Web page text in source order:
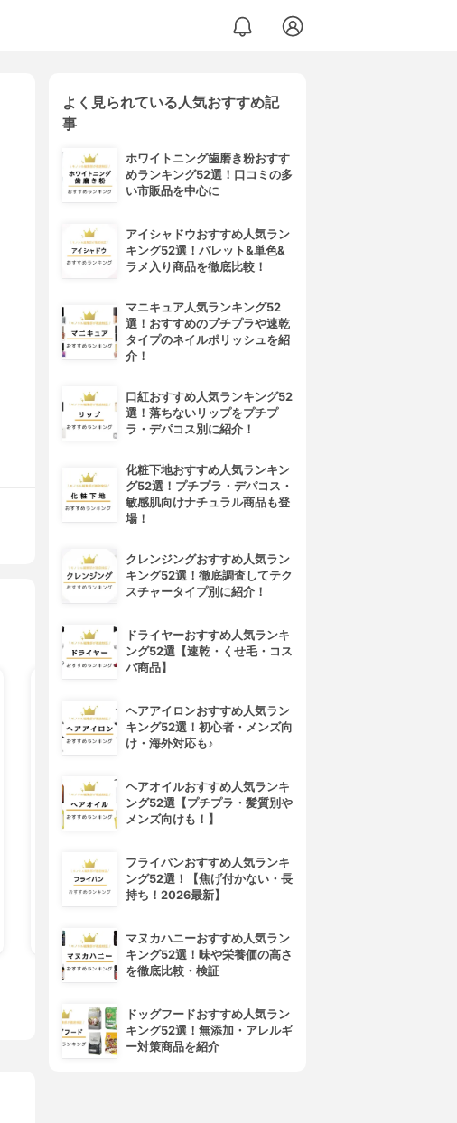
SaiNEX(サイネックス)
わがまちふるさと納税
3.61(4)
JTB(ジェーティービー)
よく見られている人気おすすめ記
事
ホワイトニング歯磨き粉おすす
めランキング52選！口コミの多
い市販品を中心に
アイシャドウおすすめ人気ラン
キング52選！パレット&単色&
ラメ入り商品を徹底比較！
マニキュア人気ランキング52
選！おすすめのプチプラや速乾
タイプのネイルポリッシュを紹
介！
口紅おすすめ人気ランキング52
選！落ちないリップをプチプ
ラ・デパコス別に紹介！
化粧下地おすすめ人気ランキン
グ52選！プチプラ・デパコス・
敏感肌向けナチュラル商品も登
場！
クレンジングおすすめ人気ラン
キング52選！徹底調査してテク
スチャータイプ別に紹介！
ドライヤーおすすめ人気ランキ
ング52選【速乾・くせ毛・コス
パ商品】
ヘアアイロンおすすめ人気ラン
キング52選！初心者・メンズ向
け・海外対応も♪
ヘアオイルおすすめ人気ランキ
ング52選【プチプラ・髪質別や
メンズ向けも！】
フライパンおすすめ人気ランキ
ング52選！【焦げ付かない・長
持ち！2026最新】
マヌカハニーおすすめ人気ラン
キング52選！味や栄養価の高さ
を徹底比較・検証
ドッグフードおすすめ人気ラン
キング52選！無添加・アレルギ
ー対策商品を紹介